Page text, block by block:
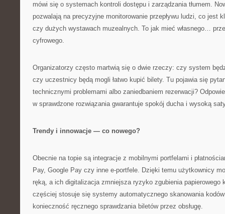
mówi się o systemach kontroli dostępu i zarządzania tłumem.
pozwalają na precyzyjne monitorowanie przepływu ludzi, co jest
czy dużych wystawach muzealnych. To jak mieć własnego…
cyfrowego.
Organizatorzy często martwią się o dwie rzeczy: czy system
czy uczestnicy będą mogli łatwo kupić bilety. Tu pojawia się
technicznymi problemami albo zaniedbaniem rezerwacji?
w sprawdzone rozwiązania gwarantuje spokój ducha i wysoką
Trendy i innowacje — co nowego?
Obecnie na topie są integracje z mobilnymi portfelami i
Pay, Google Pay czy inne e-portfele. Dzięki temu użytkownicy
ręką, a ich digitalizacja zmniejsza ryzyko zgubienia papierowego
częściej stosuje się systemy automatycznego skanowania
konieczność ręcznego sprawdzania biletów przez obsługę.